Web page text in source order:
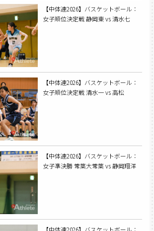
【中体連2026】バスケットボール：
女子順位決定戦 静岡東 vs 清水七
【中体連2026】バスケットボール：
女子順位決定戦 清水一 vs 高松
【中体連2026】バスケットボール：
女子準決勝 常葉大常葉 vs 静岡翔洋
【中体連2026】バスケットボール：